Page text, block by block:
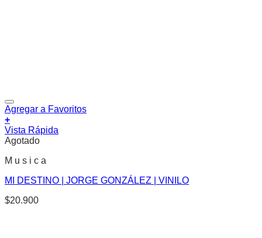
Agregar a Favoritos
+
Vista Rápida
Agotado
M u s i c a
MI DESTINO | JORGE GONZÁLEZ | VINILO
$20.900